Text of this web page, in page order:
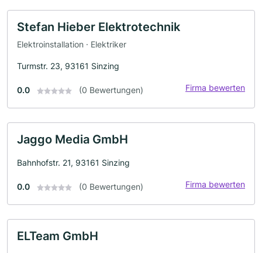
Stefan Hieber Elektrotechnik
Elektroinstallation · Elektriker
Turmstr. 23, 93161 Sinzing
0.0 (0 Bewertungen) Firma bewerten
Jaggo Media GmbH
Bahnhofstr. 21, 93161 Sinzing
0.0 (0 Bewertungen) Firma bewerten
ELTeam GmbH